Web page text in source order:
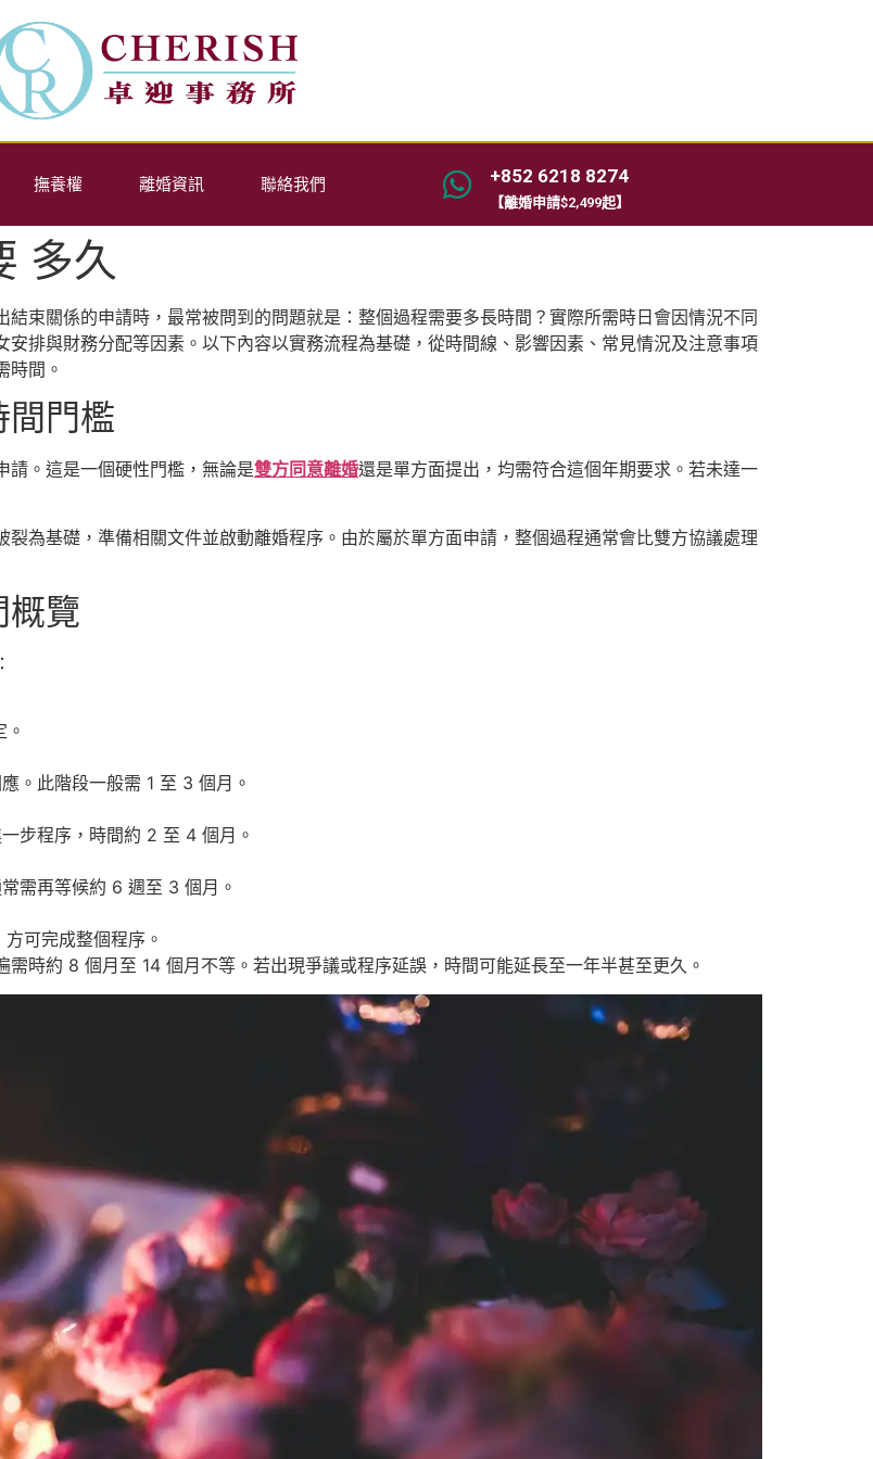
撫養權 離婚資訊 聯絡我們 +852 6218 8274
【離婚申請$2,499起】
多久
束關係的申請時，最常被問到的問題就是：整個過程需要多長時間？實際所需時日會因情況不同
排與財務分配等因素。以下內容以實務流程為基礎，從時間線、影響因素、常見情況及注意事項
時間。
間門檻
請。這是一個硬性門檻，無論是雙方同意離婚還是單方面提出，均需符合這個年期要求。若未達一
為基礎，準備相關文件並啟動離婚程序。由於屬於單方面申請，整個過程通常會比雙方協議處理
概覽
。此階段一般需 1 至 3 個月。
步程序，時間約 2 至 4 個月。
需再等候約 6 週至 3 個月。
可完成整個程序。
需時約 8 個月至 14 個月不等。若出現爭議或程序延誤，時間可能延長至一年半甚至更久。